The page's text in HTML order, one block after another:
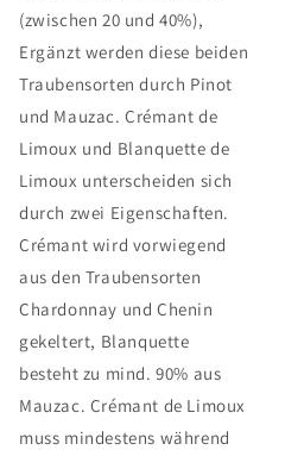
(zwischen 20 und 40%),
Ergänzt werden diese beiden
Traubensorten durch Pinot
und Mauzac. Crémant de
Limoux und Blanquette de
Limoux unterscheiden sich
durch zwei Eigenschaften.
Crémant wird vorwiegend
aus den Traubensorten
Chardonnay und Chenin
gekeltert, Blanquette
besteht zu mind. 90% aus
Mauzac. Crémant de Limoux
muss mindestens während